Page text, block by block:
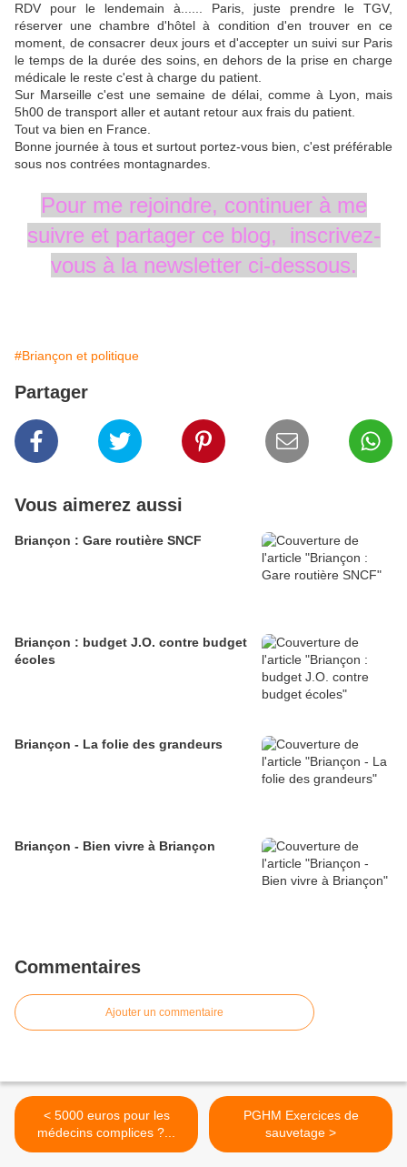
RDV pour le lendemain à...... Paris, juste prendre le TGV,
réserver une chambre d'hôtel à condition d'en trouver en ce
moment, de consacrer deux jours et d'accepter un suivi sur Paris
le temps de la durée des soins, en dehors de la prise en charge
médicale le reste c'est à charge du patient.
Sur Marseille c'est une semaine de délai, comme à Lyon, mais
5h00 de transport aller et autant retour aux frais du patient.
Tout va bien en France.
Bonne journée à tous et surtout portez-vous bien, c'est préférable
sous nos contrées montagnardes.
Pour me rejoindre, continuer à me
suivre et partager ce blog, inscrivez-
vous à la newsletter ci-dessous.
#Briançon et politique
Partager
Vous aimerez aussi
Briançon : Gare routière SNCF
Briançon : budget J.O. contre budget
écoles
Briançon - La folie des grandeurs
Briançon - Bien vivre à Briançon
Commentaires
Ajouter un commentaire
< 5000 euros pour les
médecins complices ?...
PGHM Exercices de
sauvetage >